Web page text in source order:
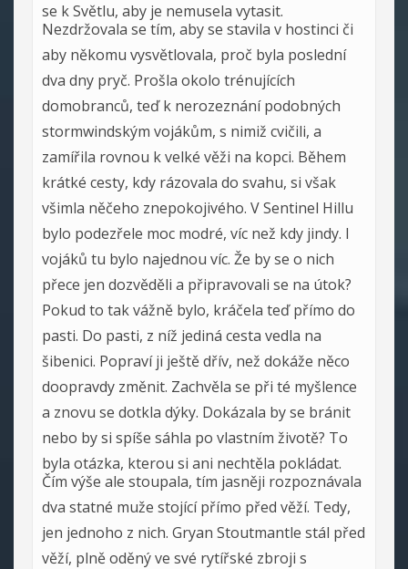
se k Světlu, aby je nemusela vytasit.
Nezdržovala se tím, aby se stavila v hostinci či
aby někomu vysvětlovala, proč byla poslední
dva dny pryč. Prošla okolo trénujících
domobranců, teď k nerozeznání podobných
stormwindským vojákům, s nimiž cvičili, a
zamířila rovnou k velké věži na kopci. Během
krátké cesty, kdy rázovala do svahu, si však
všimla něčeho znepokojivého. V Sentinel Hillu
bylo podezřele moc modré, víc než kdy jindy. I
vojáků tu bylo najednou víc. Že by se o nich
přece jen dozvěděli a připravovali se na útok?
Pokud to tak vážně bylo, kráčela teď přímo do
pasti. Do pasti, z níž jediná cesta vedla na
šibenici. Popraví ji ještě dřív, než dokáže něco
doopravdy změnit. Zachvěla se při té myšlence
a znovu se dotkla dýky. Dokázala by se bránit
nebo by si spíše sáhla po vlastním životě? To
byla otázka, kterou si ani nechtěla pokládat.
Čím výše ale stoupala, tím jasněji rozpoznávala
dva statné muže stojící přímo před věží. Tedy,
jen jednoho z nich. Gryan Stoutmantle stál před
věží, plně oděný ve své rytířské zbroji s